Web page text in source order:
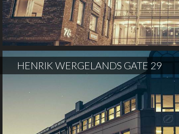
HENRIK WERGELANDS GATE 29